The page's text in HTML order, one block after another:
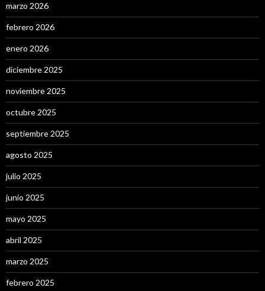
marzo 2026
febrero 2026
enero 2026
diciembre 2025
noviembre 2025
octubre 2025
septiembre 2025
agosto 2025
julio 2025
junio 2025
mayo 2025
abril 2025
marzo 2025
febrero 2025